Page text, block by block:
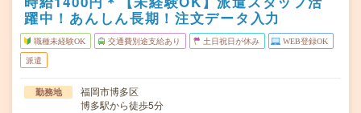
躍中！あんしん長期！注文データ入力
職種未経験OK 交通費別途支給あり 土日祝日が休み WEB登録OK
派遣
勤務地
福岡市博多区
博多駅から徒歩5分